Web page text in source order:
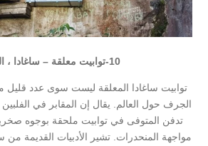
10- توابيت معلقة – ساغادا ،
توابيت ساغادا المعلقة ليست سوى عدد
الجرف حول العالم. يقال إن المقابر في الفلبين
تدفن المتوفى في توابيت ملحقة بوجوه
مواجهة المنحدرات. تشير الأدبيات القديمة من